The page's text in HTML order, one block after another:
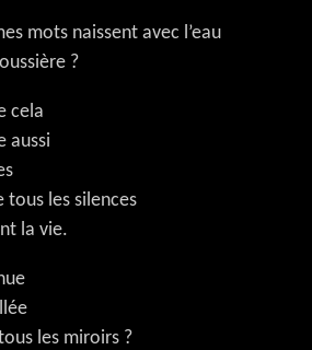
mots naissent avec l’eau
?
cela
aussi
tous les silences
la vie.
les miroirs ?